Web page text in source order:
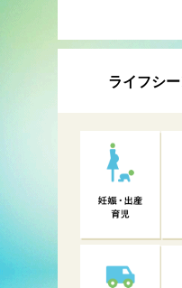
ライフシ